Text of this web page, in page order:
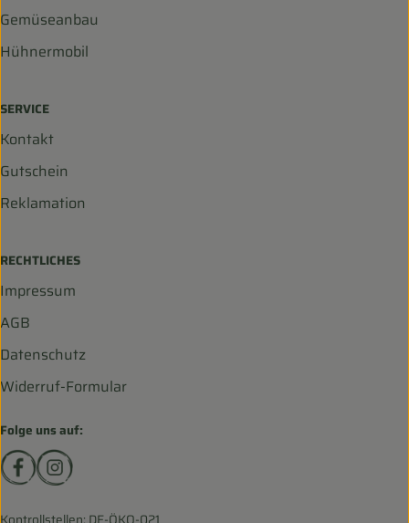
Gemüseanbau
Hühnermobil
SERVICE
Kontakt
Gutschein
Reklamation
RECHTLICHES
Impressum
AGB
Datenschutz
Widerruf-Formular
Folge uns auf:
Externer Link zu https://www.facebook.com/
Externer Link zu https://www.instagram.com/